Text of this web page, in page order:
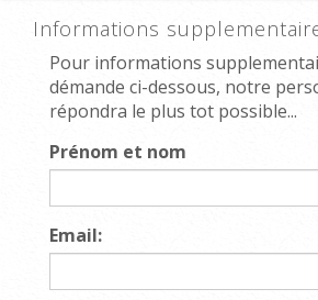
Informations
Pour informations
démande ci-dessous, notre
répondra le plus tot possible...
Prénom et nom
Email: